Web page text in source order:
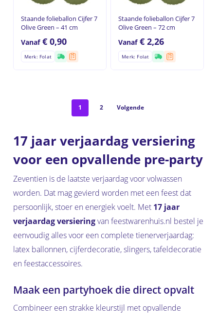
Staande folieballon Cijfer 7
Olive Green – 41 cm
Vanaf€ 0,90
Merk: Folat
Staande folieballon Cijfer 7
Olive Green – 72 cm
Vanaf€2,26
Merk: Folat
1 2 Volgende
17 jaar verjaardag versiering
voor een opvallende pre-party
Zeventien is de laatste verjaardag voor volwassen
worden. Dat mag gevierd worden met een feest dat
persoonlijk, stoer en energiek voelt. Met 17 jaar
verjaardag versieringvan feestwarenhuis.nl bestel je
eenvoudig alles voor een complete tienerverjaardag:
latex ballonnen, cijferdecoratie, slingers, tafeldecoratie
en feestaccessoires.
Maak een partyhoek die direct opvalt
Combineer een strakke kleurstijl met opvallende